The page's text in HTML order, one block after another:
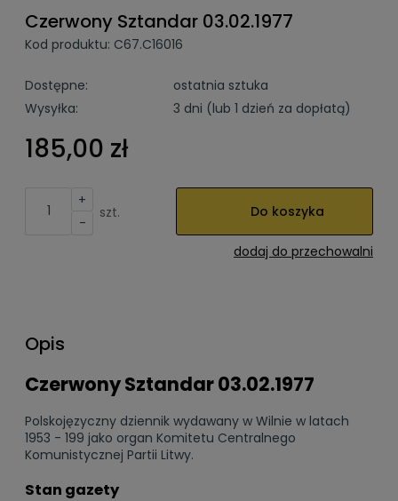
Czerwony Sztandar 03.02.1977
Kod produktu: C67.C16016
Dostępne:
ostatnia sztuka
Wysyłka:
3 dni (lub 1 dzień za dopłatą)
185,00 zł
+
-
szt. Do koszyka
dodaj do przechowalni
Opis
Czerwony Sztandar 03.02.1977
Polskojęzyczny dziennik wydawany w Wilnie w latach
1953 - 199 jako organ Komitetu Centralnego
Komunistycznej Partii Litwy.
Stan gazety